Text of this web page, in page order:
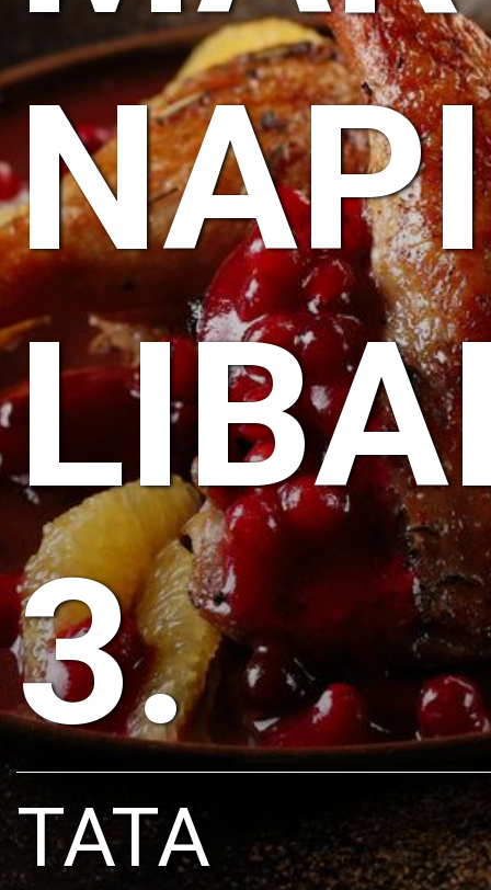
NAPI
3.
TATA